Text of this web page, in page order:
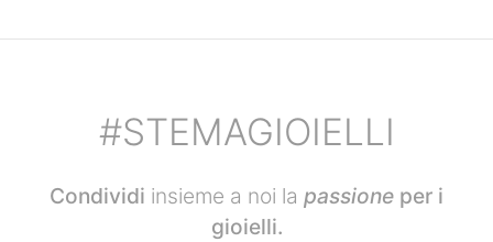
#STEMAGIOIELLI
Condividi insieme a noi la passione per i
gioielli.